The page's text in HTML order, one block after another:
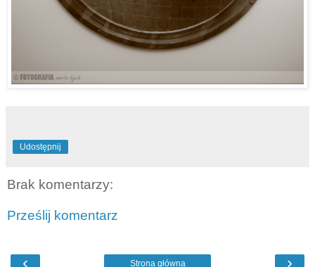
Udostępnij
Brak komentarzy:
Prześlij komentarz
‹ ›
Strona główna